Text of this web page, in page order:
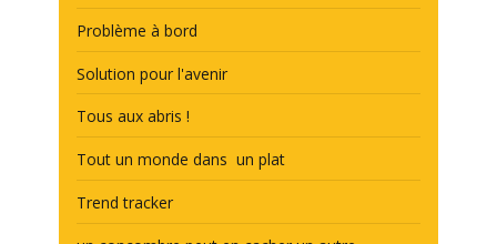
Problème à bord
Solution pour l'avenir
Tous aux abris !
Tout un monde dans un plat
Trend tracker